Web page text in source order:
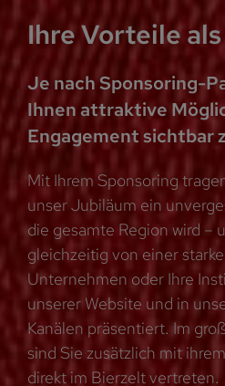
Ihre Vorteile
Je nach Sponsoring-
Ihnen attraktive
Engagement sichtbar
Mit Ihrem Sponsoring
unser Jubiläum ein
die gesamte Region wird –
gleichzeitig von einer
Unternehmen oder Ihre
unserer Website und in
Kanälen präsentiert. Im
sind Sie zusätzlich mit
direkt im Bierzelt vertreten.